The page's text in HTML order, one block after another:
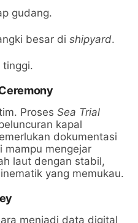
gudang.
besar dishipyard.
tinggi.
ProsesSea Trial
kapal
dokumentasi
mampu mengejar
laut dengan stabil,
yang memukau.
menjadi data digital